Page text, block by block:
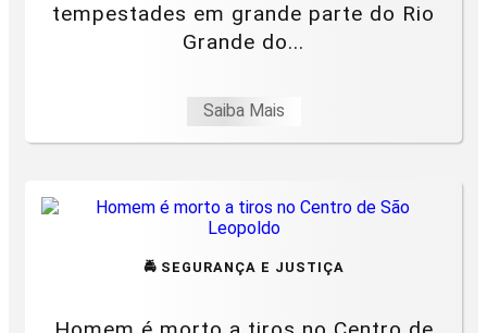
tempestades em grande parte do Rio
Grande do...
Saiba Mais
🚔 SEGURANÇA E JUSTIÇA